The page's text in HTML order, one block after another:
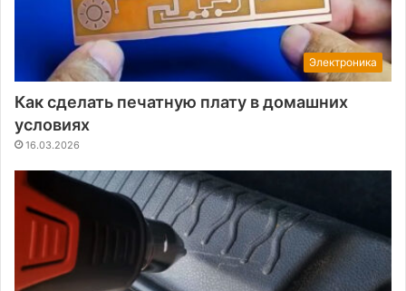
Электроника
Как сделать печатную плату в домашних
условиях
16.03.2026